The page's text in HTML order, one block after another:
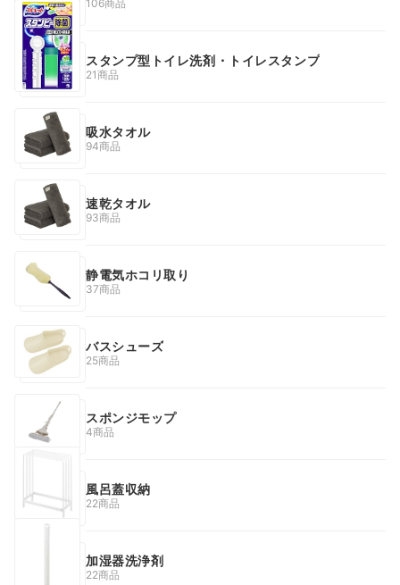
106商品
スタンプ型トイレ洗剤・トイレスタンプ
21商品
吸水タオル
94商品
速乾タオル
93商品
静電気ホコリ取り
37商品
バスシューズ
25商品
スポンジモップ
4商品
風呂蓋収納
22商品
加湿器洗浄剤
22商品